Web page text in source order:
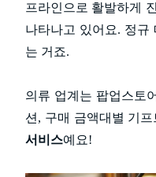
프라인으로 활발하게
나타나고 있어요. 정규
는 거죠.
의류 업계는 팝업스토
션, 구매 금액대별 기
서비스예요!